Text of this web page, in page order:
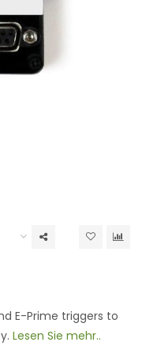
E-Prime triggers to
Lesen Sie mehr..